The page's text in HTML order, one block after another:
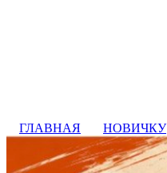
ГЛАВНАЯ НОВИЧКУ